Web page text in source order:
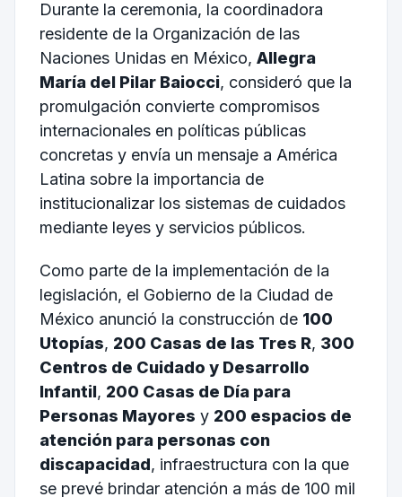
Durante la ceremonia, la coordinadora
residente de la Organización de las
Naciones Unidas en México, Allegra
María del Pilar Baiocci, consideró que la
promulgación convierte compromisos
internacionales en políticas públicas
concretas y envía un mensaje a América
Latina sobre la importancia de
institucionalizar los sistemas de cuidados
mediante leyes y servicios públicos.
Como parte de la implementación de la
legislación, el Gobierno de la Ciudad de
México anunció la construcción de 100
Utopías, 200 Casas de las Tres R, 300
Centros de Cuidado y Desarrollo
Infantil, 200 Casas de Día para
Personas Mayores y 200 espacios de
atención para personas con
discapacidad, infraestructura con la que
se prevé brindar atención a más de 100 mil